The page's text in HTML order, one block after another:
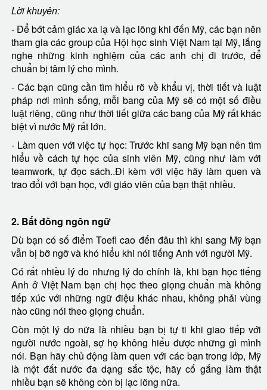
Lời khuyên:
- Để bớt cảm giác xa lạ và lạc lõng khi đến Mỹ, các bạn nên
tham gia các group của Hội học sinh Việt Nam tại Mỹ, lắng
nghe những kinh nghiệm của các anh chị đi trước, để
chuẩn bị tâm lý cho mình.
- Các bạn cũng cần tìm hiểu rõ về khẩu vị, thời tiết và luật
pháp nơi mình sống, mỗi bang của Mỹ sẽ có một số điều
luật riêng, cũng như thời tiết giữa các bang của Mỹ rất khác
biệt vì nước Mỹ rất lớn.
- Làm quen với việc tự học: Trước khi sang Mỹ bạn nên tìm
hiểu về cách tự học của sinh viên Mỹ, cũng như làm với
teamwork, tự đọc sách..Đi kèm với việc hãy làm quen và
trao đổi với bạn học, với giáo viên của bạn thật nhiều.
2. Bất đồng ngôn ngữ
Dù bạn có số điểm Toefl cao đến đâu thì khi sang Mỹ bạn
vẫn bị bỡ ngỡ và khó hiểu khi nói tiếng Anh với người Mỹ.
Có rất nhiều lý do nhưng lý do chính là, khi bạn học tiếng
Anh ở Việt Nam bạn chị học theo giọng chuẩn mà không
tiếp xúc với những ngữ điệu khác nhau, không phải vùng
nào cũng nói theo giọng chuẩn.
Còn một lý do nữa là nhiều bạn bị tự ti khi giao tiếp với
người nước ngoài, sợ họ không hiểu được những gì mình
nói. Bạn hãy chủ động làm quen với các bạn trong lớp, Mỹ
là một đất nước đa dạng sắc tộc, hãy cố gắng làm thật
nhiều bạn sẽ không còn bị lạc lõng nữa.